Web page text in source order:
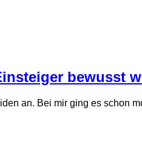
bewusst
an. Bei mir ging es schon